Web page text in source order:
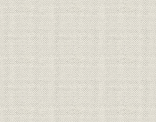
十五ヶ年間の販売関係及ウラヂオへの輸出
社時代(明治三十一年ヨリ大正元年マデ)
経営より合資会社組織へ
野セメント合資会社となる
三工場建設計画